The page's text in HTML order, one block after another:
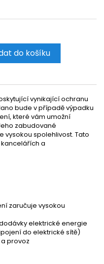
do košíku
vynikající ochranu
bude v případě výpadku
které vám umožní
zabudované
spolehlivost. Tato
kancelářích a
zaručuje vysokou
elektrické energie
do elektrické sítě)
provoz